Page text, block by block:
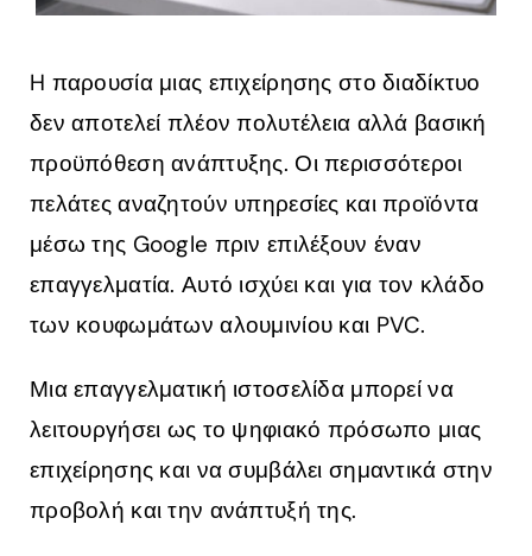
H παρουσία μιας επιχείρησης στο διαδίκτυο
δεν αποτελεί πλέον πολυτέλεια αλλά βασική
προϋπόθεση ανάπτυξης. Οι περισσότεροι
πελάτες αναζητούν υπηρεσίες και προϊόντα
μέσω της Google πριν επιλέξουν έναν
επαγγελματία. Αυτό ισχύει και για τον κλάδο
των κουφωμάτων αλουμινίου και PVC.
Μια επαγγελματική ιστοσελίδα μπορεί να
λειτουργήσει ως το ψηφιακό πρόσωπο μιας
επιχείρησης και να συμβάλει σημαντικά στην
προβολή και την ανάπτυξή της.